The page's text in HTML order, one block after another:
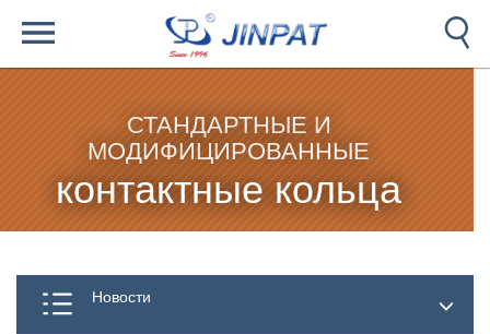
СТАНДАРТНЫЕ И
МОДИФИЦИРОВАННЫЕ
контактные кольца
Новости